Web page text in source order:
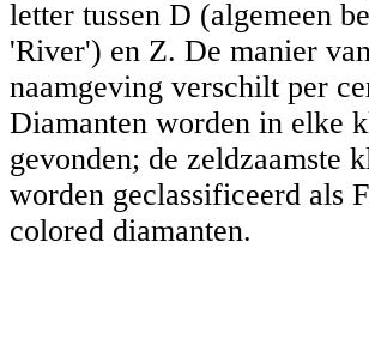
letter tussen D (algemeen
'River') en Z. De manier van
naamgeving verschilt per
Diamanten worden in elke
gevonden; de zeldzaamste
worden geclassificeerd als
colored diamanten.